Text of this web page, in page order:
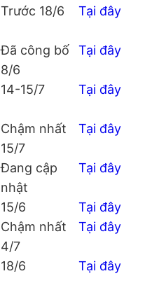
Trước 18/6 Tại đây
Đã công bố
8/6
Tại đây
14-15/7 Tại đây
Chậm nhất
15/7
Tại đây
Đang cập
nhật
Tại đây
15/6
Tại đây
Chậm nhất
4/7
Tại đây
18/6 Tại đây